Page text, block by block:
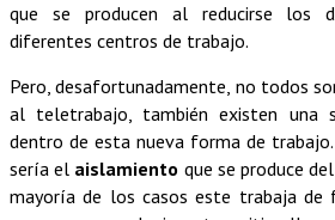
que se producen al reducirse los
diferentes centros de trabajo.
Pero, desafortunadamente, no todos
al teletrabajo, también existen una
dentro de esta nueva forma de
sería el aislamiento que se produce
mayoría de los casos este trabaja de